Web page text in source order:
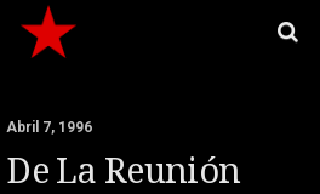
Abril 7, 1996
La Reunión